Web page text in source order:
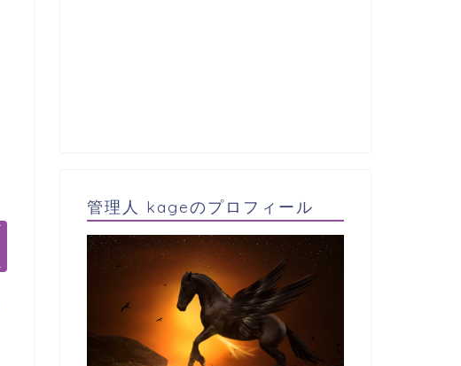
管理人 kageのプロフィール